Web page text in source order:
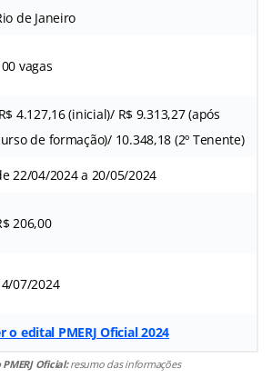
de Janeiro
vagas
R$ 4.127,16 (inicial)/ R$ 9.313,27 (após
de formação)/ 10.348,18 (2º Tenente)
22/04/2024 a 20/05/2024
206,00
07/2024
o edital PMERJ Oficial 2024
Oficial:resumo das informações